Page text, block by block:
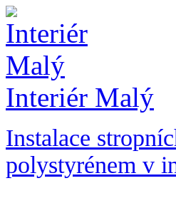
Interiér Malý
Instalace
polystyrénem v